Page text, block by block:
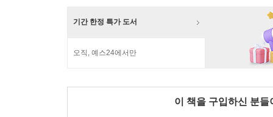
기간 한정 특가 도서
오직, 예스24에서만
이 책을 구입하신 분